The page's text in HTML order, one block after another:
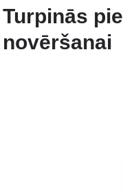
Turpinās
novēršanai